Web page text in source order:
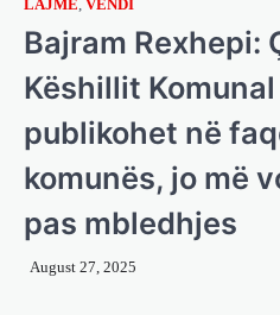
LAJME, VENDI
Bajram Rexhepi:
Këshillit
publikohet në
komunës, jo më
pas mbledhjes
August 27, 2025